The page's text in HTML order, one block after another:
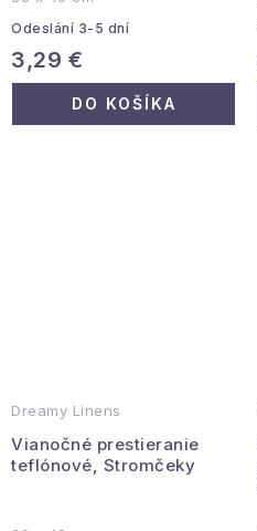
Odeslání 3-5 dní
3,29 €
DO KOŠÍKA
Dreamy Linens
Vianočné prestieranie
teflónové, Stromčeky